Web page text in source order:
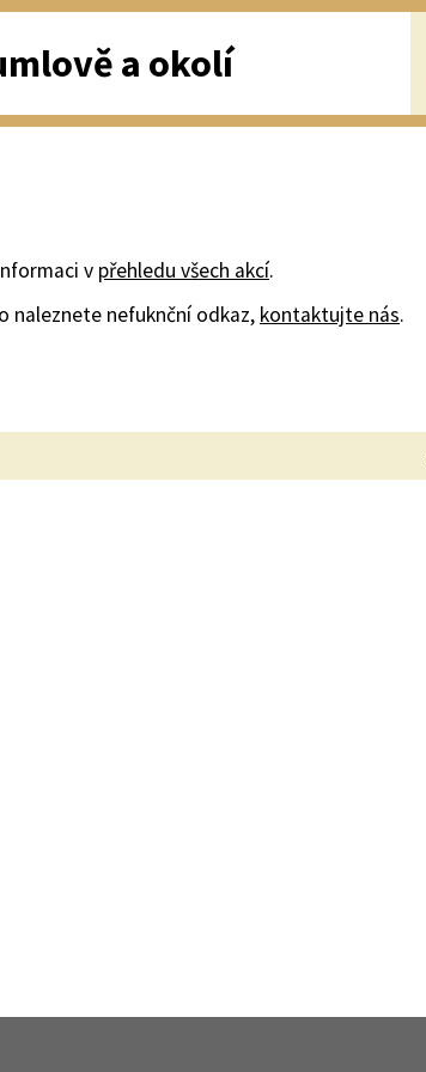
a okolí
v přehledu všech akcí.
naleznete nefuknční odkaz, kontaktujte nás.